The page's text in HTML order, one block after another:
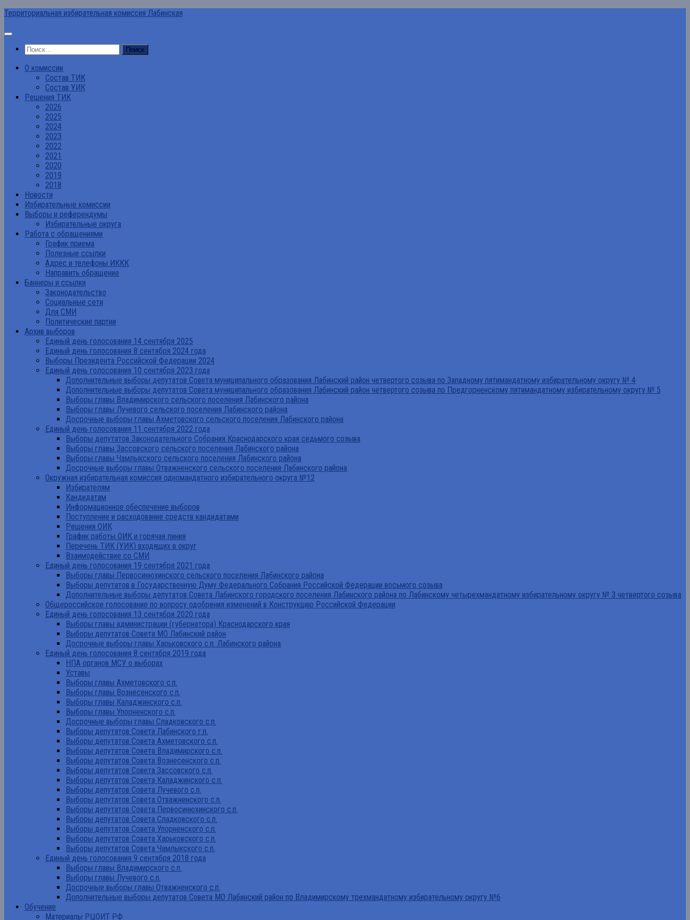
Перейти
содержимому
Территориальная избирательная комиссия Лабинская
Найти:
О комиссии
Состав ТИК
Состав УИК
Решения ТИК
2026
2025
2024
2023
2022
2021
2020
2019
2018
Новости
Избирательные комиссии
Выборы и референдумы
Избирательные округа
Работа с обращениями
График приема
Полезные ссылки
Адрес и телефоны ИККК
Направить обращение
Баннеры и ссылки
Законодательство
Социальные сети
Для СМИ
Политические партии
Архив выборов
Единый день голосования 14 сентября 2025
Единый день голосования 8 сентября 2024 года
Выборы Президента Российской Федерации 2024
Единый день голосования 10 сентября 2023 года
Дополнительные выборы депутатов Совета муниципального образования Лабинский район четвертого созыва по Западному пятимандатному избирательному округу № 4
Дополнительные выборы депутатов Совета муниципального образования Лабинский район четвертого созыва по Предгорненскому пятимандатному избирательному округу № 5
Выборы главы Владимирского сельского поселения Лабинского района
Выборы главы Лучевого сельского поселения Лабинского района
Досрочные выборы главы Ахметовского сельского поселения Лабинского района
Единый день голосования 11 сентября 2022 года
Выборы депутатов Законодательного Собрания Краснодарского края седьмого созыва
Выборы главы Зассовского сельского поселения Лабинского района
Выборы главы Чамлыкского сельского поселения Лабинского района
Досрочные выборы главы Отважненского сельского поселения Лабинского района
Окружная избирательная комиссия одномандатного избирательного округа №12
Избирателям
Кандидатам
Информационное обеспечение выборов
Поступление и расходование средств кандидатами
Решения ОИК
График работы ОИК и горячая линия
Перечень ТИК (УИК) входящих в округ
Взаимодействие со СМИ
Единый день голосования 19 сентября 2021 года
Выборы главы Первосинюхинского сельского поселения Лабинского района
Выборы депутатов в Государственную Думу Федерального Собрания Российской Федерации восьмого созыва
Дополнительные выборы депутатов Совета Лабинского городского поселения Лабинского района по Лабинскому четырехмандатному избирательному округу № 3 четвертого созыва
Общероссийское голосование по вопросу одобрения изменений в Конструкцию Российской Федерации
Единый день голосования 13 сентября 2020 года
Выборы главы администрации (губернатора) Краснодарского края
Выборы депутатов Совета МО Лабинский район
Досрочные выборы главы Харьковского с.п. Лабинского района
Единый день голосования 8 сентября 2019 года
НПА органов МСУ о выборах
Уставы
Выборы главы Ахметовского с.п.
Выборы главы Вознесенского с.п.
Выборы главы Каладжинского с.п.
Выборы главы Упорненского с.п.
Досрочные выборы главы Сладковского с.п.
Выборы депутатов Совета Лабинского г.п.
Выборы депутатов Совета Ахметовского с.п.
Выборы депутатов Совета Владимирского с.п.
Выборы депутатов Совета Вознесенского с.п.
Выборы депутатов Совета Зассовского с.п.
Выборы депутатов Совета Каладжинского с.п.
Выборы депутатов Совета Лучевого с.п.
Выборы депутатов Совета Отважненского с.п.
Выборы депутатов Совета Первосинюхинского с.п.
Выборы депутатов Совета Сладковского с.п.
Выборы депутатов Совета Упорненского с.п.
Выборы депутатов Совета Харьковского с.п.
Выборы депутатов Совета Чамлыкского с.п.
Единый день голосования 9 сентября 2018 года
Выборы главы Владимирского с.п.
Выборы главы Лучевого с.п.
Досрочные выборы главы Отважненского с.п.
Дополнительные выборы депутатов Совета МО Лабинский район по Владимирскому трехмандатному избирательному округу №6
Обучение
Материалы РЦОИТ РФ